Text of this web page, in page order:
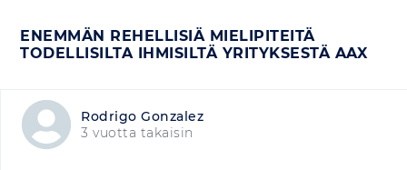
ENEMMÄN REHELLISIÄ MIELIPITEITÄ
TODELLISILTA IHMISILTÄ YRITYKSESTÄ AAX
Rodrigo Gonzalez
3 vuotta takaisin